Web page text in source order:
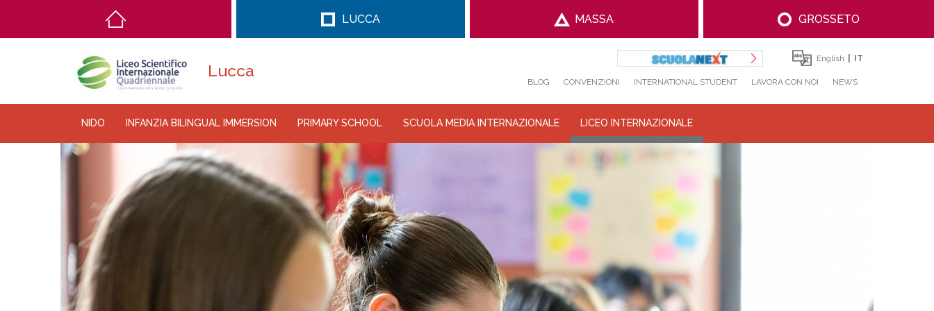
LUCCA MASSA GROSSETO
Lucca
English IT
BLOG CONVENZIONI INTERNATIONAL STUDENT LAVORA CON NOI NEWS
NIDO INFANZIA BILINGUAL IMMERSION PRIMARY SCHOOL SCUOLA MEDIA INTERNAZIONALE LICEO INTERNAZIONALE